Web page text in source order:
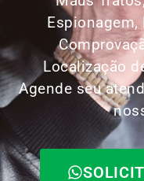
Espionagem,
Localização
Agende seu